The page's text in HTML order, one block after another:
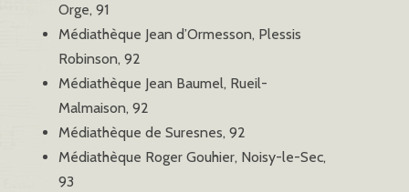
Orge, 91
Médiathèque Jean d’Ormesson, Plessis
Robinson, 92
Médiathèque Jean Baumel, Rueil-
Malmaison, 92
Médiathèque de Suresnes, 92
Médiathèque Roger Gouhier, Noisy-le-Sec,
93